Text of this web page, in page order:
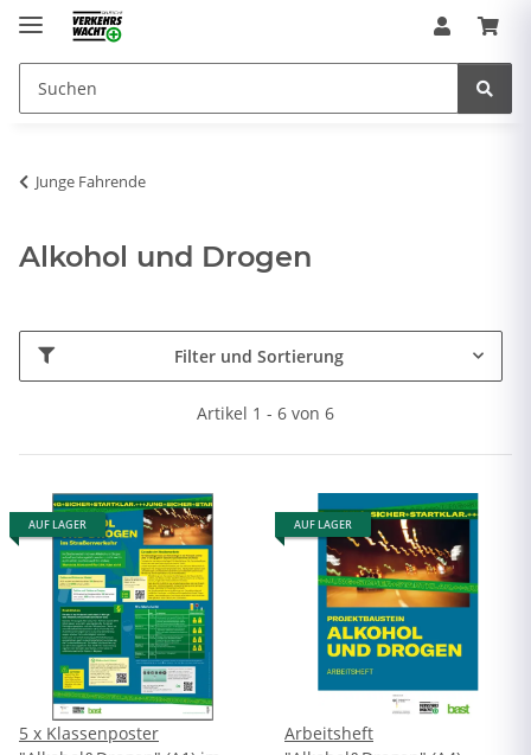
Junge Fahrende
Alkohol und Drogen
Filter und Sortierung
Artikel 1 - 6 von 6
AUF LAGER
5 x Klassenposter
AUF LAGER
Arbeitsheft